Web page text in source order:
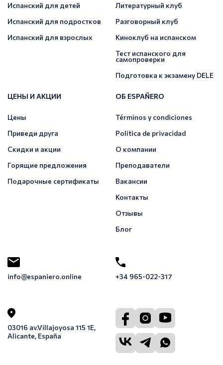
Испанский для детей
Испанский для подростков
Испанский для взрослых
Литературный клуб
Разговорный клуб
Киноклуб на испанском
Тест испанского для
самопроверки
Подготовка к экзамену DELE
ЦЕНЫ И АКЦИИ
Цены
Приведи друга
Скидки и акции
Горящие предложения
Подарочные сертификаты
ОБ ESPAÑERO
Términos y condiciones
Política de privacidad
О компании
Преподаватели
Вакансии
Контакты
Отзывы
Блог
info@espaniero.online +34 965-022-317
03016 av.Villajoyosa 115 1E,
Alicante, España